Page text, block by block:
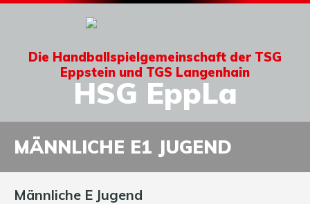
Die Handballspielgemeinschaft der TSG
Eppstein und TGS Langenhain
HSG EppLa
MÄNNLICHE E1 JUGEND
Männliche E Jugend